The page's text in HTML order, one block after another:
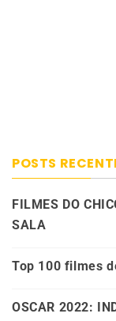
POSTS
FILMES DO
SALA
Top 100 filmes
OSCAR 2022: